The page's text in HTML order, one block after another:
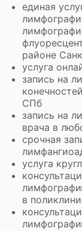
единая
районе
услуга
запись на
СПб
запись на
врача в
срочная
услуга
в